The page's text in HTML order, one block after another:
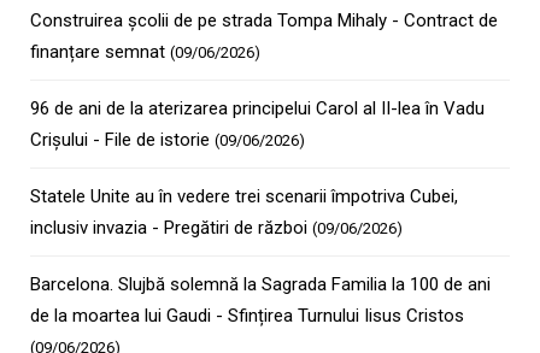
Construirea școlii de pe strada Tompa Mihaly - Contract de
finanțare semnat (09/06/2026)
96 de ani de la aterizarea principelui Carol al II-lea în Vadu
Crișului - File de istorie (09/06/2026)
Statele Unite au în vedere trei scenarii împotriva Cubei,
inclusiv invazia - Pregătiri de război (09/06/2026)
Barcelona. Slujbă solemnă la Sagrada Familia la 100 de ani
de la moartea lui Gaudi - Sfințirea Turnului Iisus Cristos
(09/06/2026)